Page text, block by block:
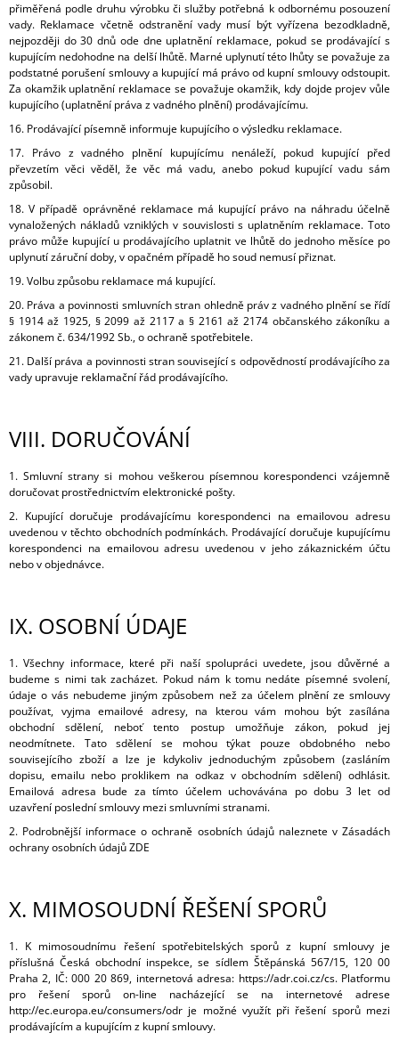
přiměřená podle druhu výrobku či služby potřebná k odbornému posouzení
vady. Reklamace včetně odstranění vady musí být vyřízena bezodkladně,
nejpozději do 30 dnů ode dne uplatnění reklamace, pokud se prodávající s
kupujícím nedohodne na delší lhůtě. Marné uplynutí této lhůty se považuje za
podstatné porušení smlouvy a kupující má právo od kupní smlouvy odstoupit.
Za okamžik uplatnění reklamace se považuje okamžik, kdy dojde projev vůle
kupujícího (uplatnění práva z vadného plnění) prodávajícímu.
16. Prodávající písemně informuje kupujícího o výsledku reklamace.
17. Právo z vadného plnění kupujícímu nenáleží, pokud kupující před
převzetím věci věděl, že věc má vadu, anebo pokud kupující vadu sám
způsobil.
18. V případě oprávněné reklamace má kupující právo na náhradu účelně
vynaložených nákladů vzniklých v souvislosti s uplatněním reklamace. Toto
právo může kupující u prodávajícího uplatnit ve lhůtě do jednoho měsíce po
uplynutí záruční doby, v opačném případě ho soud nemusí přiznat.
19. Volbu způsobu reklamace má kupující.
20. Práva a povinnosti smluvních stran ohledně práv z vadného plnění se řídí
§ 1914 až 1925, § 2099 až 2117 a § 2161 až 2174 občanského zákoníku a
zákonem č. 634/1992 Sb., o ochraně spotřebitele.
21. Další práva a povinnosti stran související s odpovědností prodávajícího za
vady upravuje reklamační řád prodávajícího.
VIII. DORUČOVÁNÍ
1. Smluvní strany si mohou veškerou písemnou korespondenci vzájemně
doručovat prostřednictvím elektronické pošty.
2. Kupující doručuje prodávajícímu korespondenci na emailovou adresu
uvedenou v těchto obchodních podmínkách. Prodávající doručuje kupujícímu
korespondenci na emailovou adresu uvedenou v jeho zákaznickém účtu
nebo v objednávce.
IX. OSOBNÍ ÚDAJE
1. Všechny informace, které při naší spolupráci uvedete, jsou důvěrné a
budeme s nimi tak zacházet. Pokud nám k tomu nedáte písemné svolení,
údaje o vás nebudeme jiným způsobem než za účelem plnění ze smlouvy
používat, vyjma emailové adresy, na kterou vám mohou být zasílána
obchodní sdělení, neboť tento postup umožňuje zákon, pokud jej
neodmítnete. Tato sdělení se mohou týkat pouze obdobného nebo
souvisejícího zboží a lze je kdykoliv jednoduchým způsobem (zasláním
dopisu, emailu nebo proklikem na odkaz v obchodním sdělení) odhlásit.
Emailová adresa bude za tímto účelem uchovávána po dobu 3 let od
uzavření poslední smlouvy mezi smluvními stranami.
2. Podrobnější informace o ochraně osobních údajů naleznete v Zásadách
ochrany osobních údajů ZDE
X. MIMOSOUDNÍ ŘEŠENÍ SPORŮ
1. K mimosoudnímu řešení spotřebitelských sporů z kupní smlouvy je
příslušná Česká obchodní inspekce, se sídlem Štěpánská 567/15, 120 00
Praha 2, IČ: 000 20 869, internetová adresa: https://adr.coi.cz/cs. Platformu
pro řešení sporů on-line nacházející se na internetové adrese
http://ec.europa.eu/consumers/odr je možné využít při řešení sporů mezi
prodávajícím a kupujícím z kupní smlouvy.